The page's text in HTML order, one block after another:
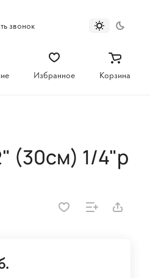
звонок
Избранное Корзина
(30см) 1/4"p